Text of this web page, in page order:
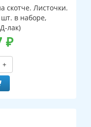
скотче. Листочки.
в наборе,
лак)
₽
+